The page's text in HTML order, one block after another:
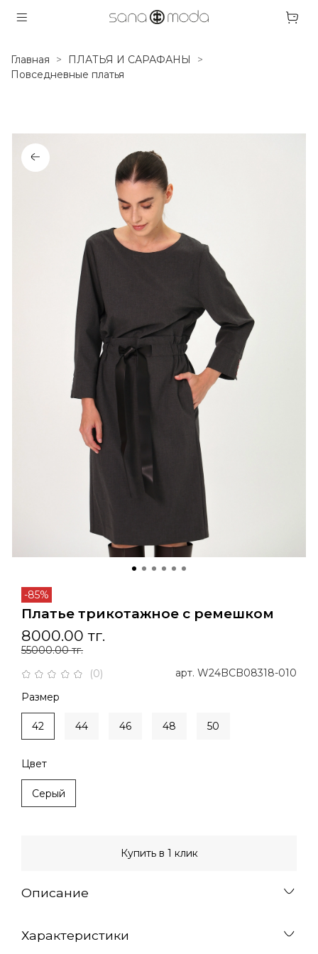
Главная
ПЛАТЬЯ И САРАФАНЫ
Повседневные платья
-85%
(0) арт. W24BCB08318-010
Платье трикотажное с ремешком
8000.00 тг.
55000.00 тг.
Купить в 1 клик
Размер
42 44 46 48 50
Цвет
Серый
Описание
Характеристики